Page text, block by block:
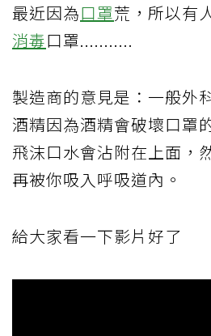
最近因為口罩荒，所以有
消毒口罩...........
製造商的意見是：一般外
酒精因為酒精會破壞口罩
飛沫口水會沾附在上面，
再被你吸入呼吸道內。
給大家看一下影片好了